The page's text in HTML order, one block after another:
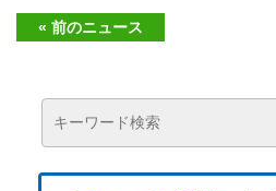
« 前のニュース